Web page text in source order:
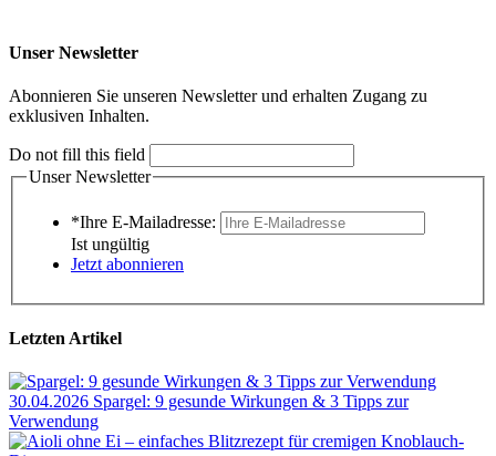
Unser Newsletter
Abonnieren Sie unseren Newsletter und erhalten Zugang zu
exklusiven Inhalten.
Do not fill this field
Unser Newsletter
*Ihre E-Mailadresse:
Ist ungültig
Jetzt abonnieren
Letzten Artikel
30.04.2026 Spargel: 9 gesunde Wirkungen & 3 Tipps zur
Verwendung